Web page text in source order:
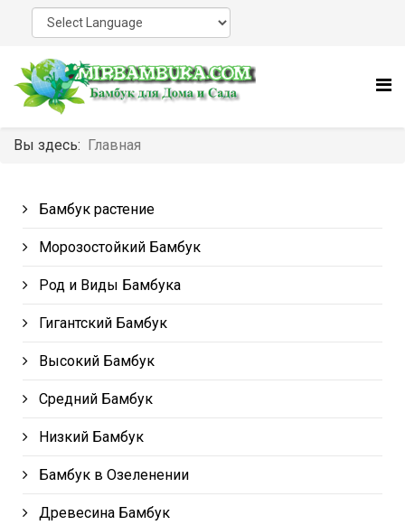
Вы здесь: Главная
Бамбук растение
Морозостойкий Бамбук
Род и Виды Бамбука
Гигантский Бамбук
Высокий Бамбук
Средний Бамбук
Низкий Бамбук
Бамбук в Озеленении
Древесина Бамбук